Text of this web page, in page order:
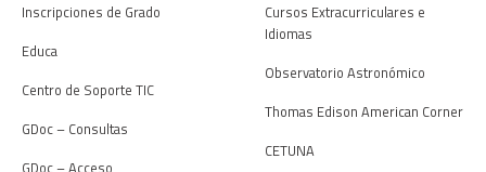
Inscripciones de Grado
Educa
Centro de Soporte TIC
GDoc – Consultas
Cursos Extracurriculares e
Idiomas
Observatorio Astronómico
Thomas Edison American Corner
CETUNA